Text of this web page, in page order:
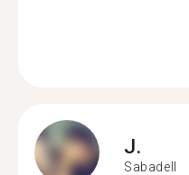
J.
Sabadell